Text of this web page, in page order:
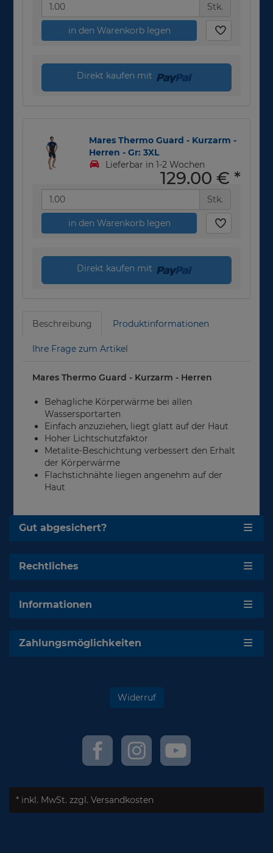
Stk.
in den Warenkorb legen
Direkt kaufen mit
Mares Thermo Guard - Kurzarm -
Herren - Gr: 3XL
Lieferbar in 1-2 Wochen
129,00 € *
Stk.
in den Warenkorb legen
Direkt kaufen mit
Beschreibung Produktinformationen
Ihre Frage zum Artikel
Mares Thermo Guard - Kurzarm - Herren
Behagliche Körperwärme bei allen
Wassersportarten
Einfach anzuziehen, liegt glatt auf der Haut
Hoher Lichtschutzfaktor
Metalite-Beschichtung verbessert den Erhalt
der Körperwärme
Flachstichnähte liegen angenehm auf der
Haut
Gut abgesichert?
Rechtliches
Informationen
Zahlungsmöglichkeiten
Widerruf
* inkl. MwSt. zzgl. Versandkosten